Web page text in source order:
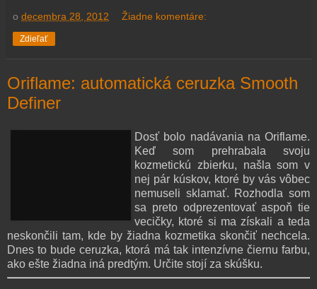
o decembra 28, 2012 Žiadne komentáre:
Zdieľať
Oriflame: automatická ceruzka Smooth
Definer
Dosť bolo nadávania na Oriflame.
Keď som prehrabala svoju
kozmetickú zbierku, našla som v
nej pár kúskov, ktoré by vás vôbec
nemuseli sklamať. Rozhodla som
sa preto odprezentovať aspoň tie
vecičky, ktoré si ma získali a teda
neskončili tam, kde by žiadna kozmetika skončiť nechcela.
Dnes to bude ceruzka, ktorá má tak intenzívne čiernu farbu,
ako ešte žiadna iná predtým. Určite stojí za skúšku.